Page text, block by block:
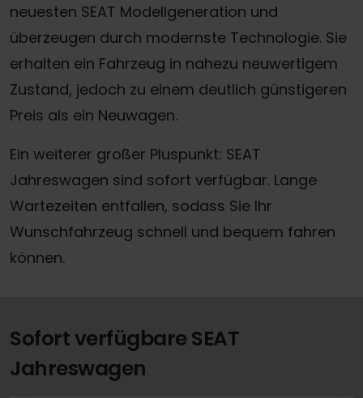
neuesten SEAT Modellgeneration und
überzeugen durch modernste Technologie. Sie
erhalten ein Fahrzeug in nahezu neuwertigem
Zustand, jedoch zu einem deutlich günstigeren
Preis als ein Neuwagen.
Ein weiterer großer Pluspunkt: SEAT
Jahreswagen sind sofort verfügbar. Lange
Wartezeiten entfallen, sodass Sie Ihr
Wunschfahrzeug schnell und bequem fahren
können.
Sofort verfügbare SEAT
Jahreswagen